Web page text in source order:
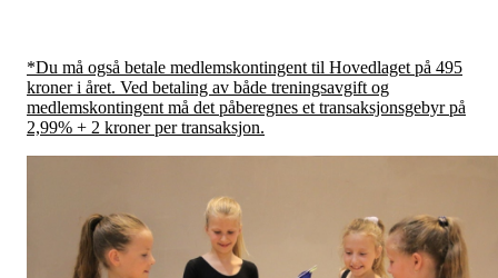
*Du må også betale medlemskontingent til Hovedlaget på 495
kroner i året. Ved betaling av både treningsavgift og
medlemskontingent må det påberegnes et transaksjonsgebyr på
2,99% + 2 kroner per transaksjon.